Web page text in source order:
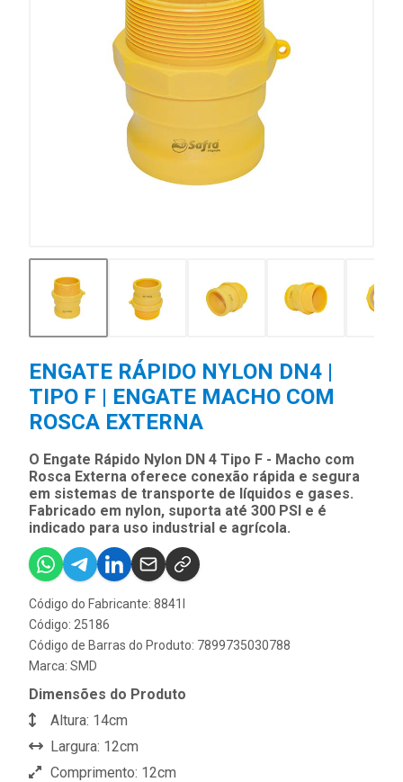
ENGATE RÁPIDO NYLON DN4 |
TIPO F | ENGATE MACHO COM
ROSCA EXTERNA
O Engate Rápido Nylon DN 4 Tipo F - Macho com
Rosca Externa oferece conexão rápida e segura
em sistemas de transporte de líquidos e gases.
Fabricado em nylon, suporta até 300 PSI e é
indicado para uso industrial e agrícola.
Código do Fabricante: 8841I
Código: 25186
Código de Barras do Produto: 7899735030788
Marca: SMD
Dimensões do Produto
Altura: 14cm
Largura: 12cm
Comprimento: 12cm